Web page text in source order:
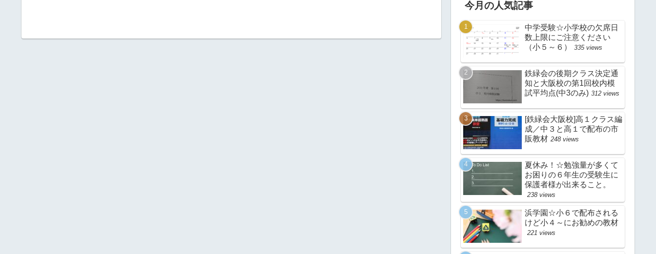
今月の人気記事
中学受験☆小学校の欠席日
数上限にご注意ください
（小５～６）
335 views
鉄緑会の後期クラス決定通
知と大阪校の第1回校内模
試平均点(中3のみ) 312 views
[鉄緑会大阪校]高１クラス編
成／中３と高１で配布の市
販教材 248 views
夏休み！☆勉強量が多くて
お困りの６年生の受験生に
保護者様が出来ること。
238 views
浜学園☆小６で配布される
けど小４～にお勧めの教材
221 views